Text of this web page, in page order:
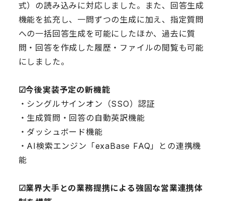
式）の読み込みに対応しました。また、回答生成
機能を拡充し、一問ずつの生成に加え、指定質問
への一括回答生成を可能にしたほか、過去に質
問・回答を作成した履歴・ファイルの閲覧も可能
にしました。
☑︎今後実装予定の新機能
・シングルサインオン（SSO）認証
・生成質問・回答の自動英訳機能
・ダッシュボード機能
・AI検索エンジン「exaBase FAQ」との連携機
能
☑︎業界大手との業務提携による強固な営業連携体